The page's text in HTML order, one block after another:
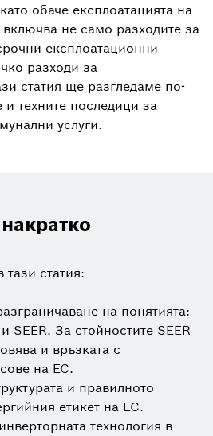
обаче експлоатацията на
не само разходите за
експлоатационни
разходи за
статия ще разгледаме по-
техните последици за
услуги.
статия:
на понятията:
SEER. За стойностите SEER
и връзката с
на ЕС.
и правилното
етикет на ЕС.
технология в